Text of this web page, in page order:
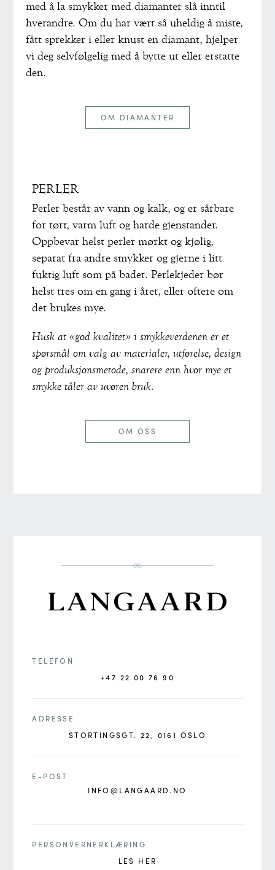
med å la smykker med diamanter slå inntil
hverandre. Om du har vært så uheldig å miste,
fått sprekker i eller knust en diamant, hjelper
vi deg selvfølgelig med å bytte ut eller erstatte
den.
OM DIAMANTER
PERLER
Perler består av vann og kalk, og er sårbare
for tørr, varm luft og harde gjenstander.
Oppbevar helst perler mørkt og kjølig,
separat fra andre smykker og gjerne i litt
fuktig luft som på badet. Perlekjeder bør
helst tres om en gang i året, eller oftere om
det brukes mye.
Husk at «god kvalitet» i smykkeverdenen er et
spørsmål om valg av materialer, utførelse, design
og produksjonsmetode, snarere enn hvor mye et
smykke tåler av uvøren bruk.
OM OSS
TELEFON
+47 22 00 76 90
ADRESSE
STORTINGSGT. 22, 0161 OSLO
E-POST
INFO@LANGAARD.NO
PERSONVERNERKLÆRING
LES HER